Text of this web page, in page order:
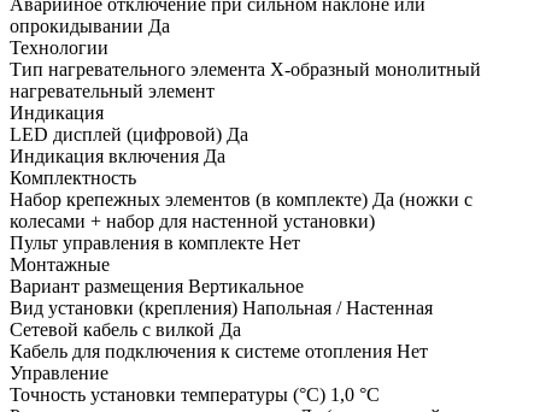
опрокидывании Да
Технологии
Тип нагревательного элемента Х-образный монолитный
нагревательный элемент
Индикация
LED дисплей (цифровой) Да
Индикация включения Да
Комплектность
Набор крепежных элементов (в комплекте) Да (ножки с
колесами + набор для настенной установки)
Пульт управления в комплекте Нет
Монтажные
Вариант размещения Вертикальное
Вид установки (крепления) Напольная / Настенная
Сетевой кабель с вилкой Да
Кабель для подключения к системе отопления Нет
Управление
Точность установки температуры (°С) 1,0 °С